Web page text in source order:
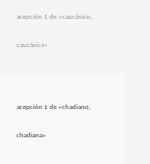
acepción 1 de «caucásico,
caucásica»
acepción 1 de «chadiano,
chadiana»